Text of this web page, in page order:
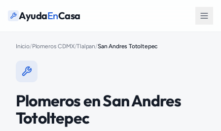
AyudaEnCasa
Inicio/Plomeros CDMX/Tlalpan/San Andres Totoltepec
Plomeros en San Andres
Totoltepec